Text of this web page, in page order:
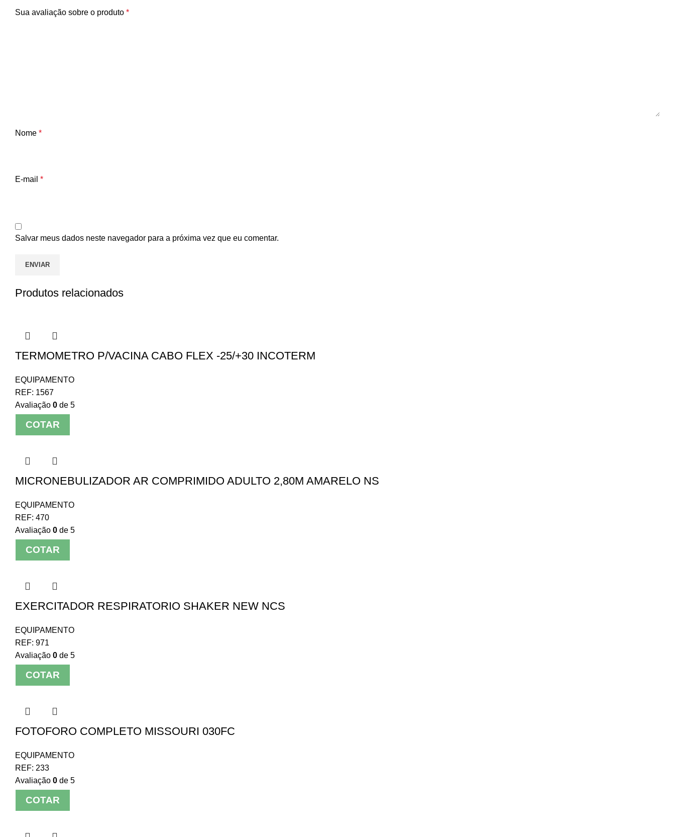
Sua avaliação sobre o produto *
Nome *
E-mail *
Salvar meus dados neste navegador para a próxima vez que eu comentar.
Produtos relacionados
TERMOMETRO P/VACINA CABO FLEX -25/+30 INCOTERM
EQUIPAMENTO
REF: 1567
Avaliação 0 de 5
COTAR
MICRONEBULIZADOR AR COMPRIMIDO ADULTO 2,80M AMARELO NS
EQUIPAMENTO
REF: 470
Avaliação 0 de 5
COTAR
EXERCITADOR RESPIRATORIO SHAKER NEW NCS
EQUIPAMENTO
REF: 971
Avaliação 0 de 5
COTAR
FOTOFORO COMPLETO MISSOURI 030FC
EQUIPAMENTO
REF: 233
Avaliação 0 de 5
COTAR